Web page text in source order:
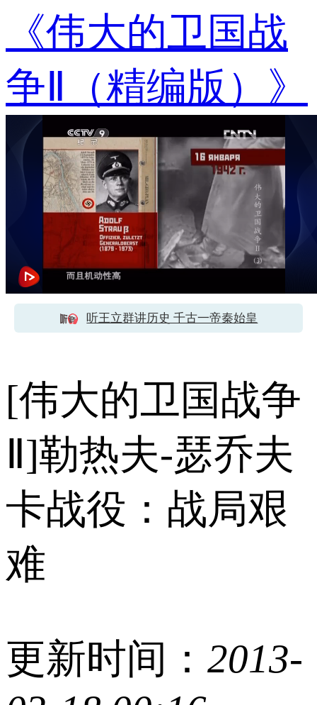
《伟大的卫国战
争Ⅱ（精编版）》
听王立群讲历史 千古一帝秦始皇
[伟大的卫国战争
Ⅱ]勒热夫-瑟乔夫
卡战役：战局艰
难
更新时间： 2013-